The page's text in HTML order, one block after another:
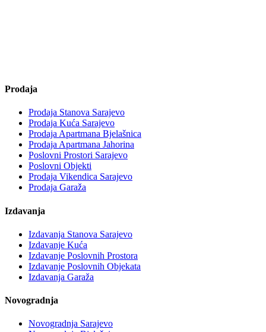
Prodaja
Prodaja Stanova Sarajevo
Prodaja Kuća Sarajevo
Prodaja Apartmana Bjelašnica
Prodaja Apartmana Jahorina
Poslovni Prostori Sarajevo
Poslovni Objekti
Prodaja Vikendica Sarajevo
Prodaja Garaža
Izdavanja
Izdavanja Stanova Sarajevo
Izdavanje Kuća
Izdavanje Poslovnih Prostora
Izdavanje Poslovnih Objekata
Izdavanja Garaža
Novogradnja
Novogradnja Sarajevo